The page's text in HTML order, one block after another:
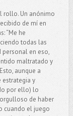
rollo. Un anónimo
de mí en
“Me he
todas las
personal en eso,
maltratado y
aunque a
estrategia y
por ello) lo
de haber
cuando el juego